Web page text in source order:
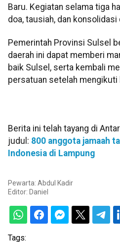
Baru. Kegiatan selama tiga
doa, tausiah, dan konsolidasi
Pemerintah Provinsi Sulsel
daerah ini dapat memberi
baik Sulsel, serta kembali
persatuan setelah
Berita ini telah tayang di
judul: 800 anggota jamaah
Indonesia di Lampung
Pewarta: Abdul Kadir
Editor: Daniel
Tags: